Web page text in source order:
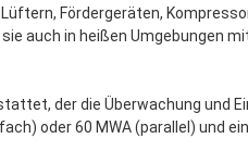
Fördergeräten,
auch in heißen Umgebungen
der die Überwachung und
oder 60 MWA (parallel) und